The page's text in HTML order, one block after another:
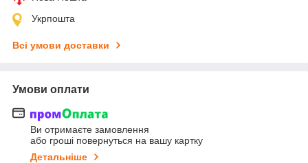
Укрпошта
Всі умови доставки
Умови оплати
Ви отримаєте замовлення
або гроші повернуться на вашу картку
Детальніше